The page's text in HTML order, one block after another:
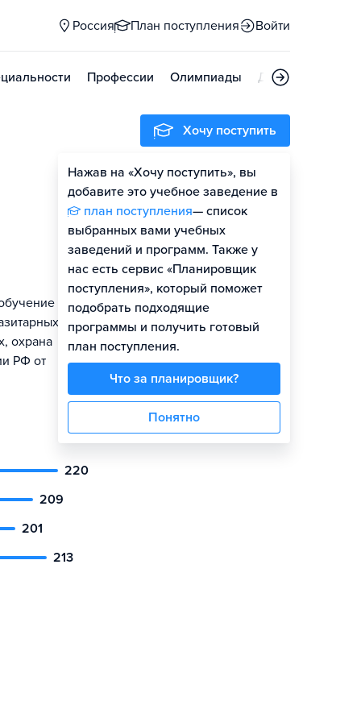
Россия План поступления Войти
Профессии Олимпиады Дни открытых
и
охрана
РФ от
220
209
201
213
Хочу поступить
Нажав на «Хочу поступить», вы
добавите это учебное заведение в
план поступления— список
выбранных вами учебных
заведений и программ. Также у
нас есть сервис «Планировщик
поступления», который поможет
подобрать подходящие
программы и получить готовый
план поступления.
Что за планировщик?
Понятно
Оценить шансы